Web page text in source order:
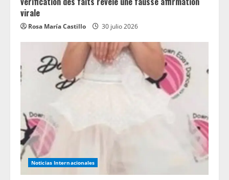
virale
Rosa María Castillo 30 julio 2026
Noticias Internacionales